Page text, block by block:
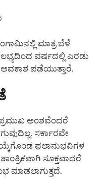
ಮಾತ್ರ ಬೆಳೆ
ವರ್ಷದಲ್ಲಿ ಎರಡು
ಪಡೆಯುತ್ತಾರೆ.
ಅಂಶವೆಂದರೆ
ಸರ್ಕಾರವೇ
ಫಲಾನುಭವಿಗಳ
ಸೂಕ್ತವಾದರೆ